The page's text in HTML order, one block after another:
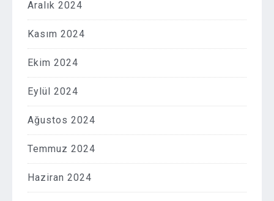
Aralık 2024
Kasım 2024
Ekim 2024
Eylül 2024
Ağustos 2024
Temmuz 2024
Haziran 2024